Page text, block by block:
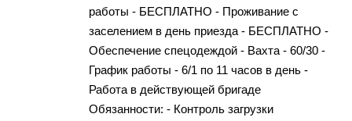
работы - БЕСПЛАТНО - Проживание с
заселением в день приезда - БЕСПЛАТНО -
Обеспечение спецодеждой - Вахта - 60/30 -
График работы - 6/1 по 11 часов в день -
Работа в действующей бригаде
Обязанности: - Контроль загрузки